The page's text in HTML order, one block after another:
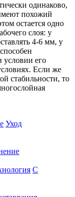
одинаково,
похожий
остается одно
слоя: у
4-6 мм, у
условии его
Если же
стабильности, то
Уход
С